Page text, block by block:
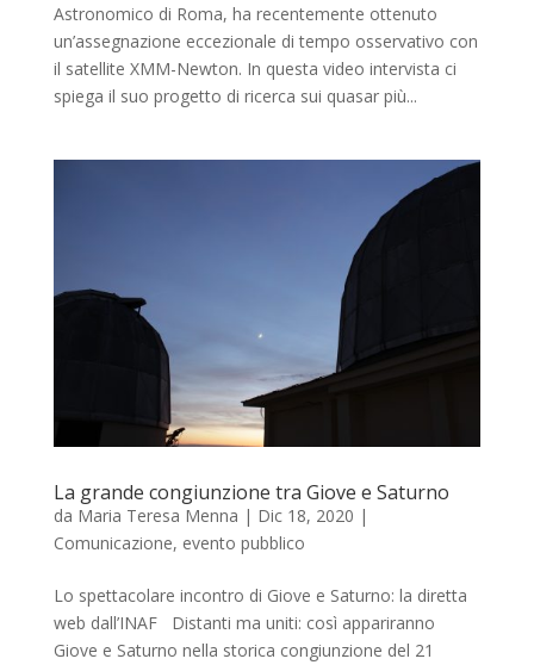
Astronomico di Roma, ha recentemente ottenuto
un’assegnazione eccezionale di tempo osservativo con
il satellite XMM-Newton. In questa video intervista ci
spiega il suo progetto di ricerca sui quasar più...
La grande congiunzione tra Giove e Saturno
da Maria Teresa Menna | Dic 18, 2020 |
Comunicazione, evento pubblico
Lo spettacolare incontro di Giove e Saturno: la diretta
web dall’INAF Distanti ma uniti: così appariranno
Giove e Saturno nella storica congiunzione del 21